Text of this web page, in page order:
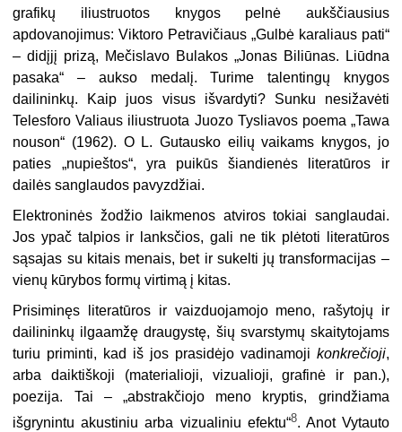
grafikų iliustruotos knygos pelnė aukščiausius
apdovanojimus: Viktoro Petravičiaus „Gulbė karaliaus pati“
– didįjį prizą, Mečislavo Bulakos „Jonas Biliūnas. Liūdna
pasaka“ – aukso medalį. Turime talentingų knygos
dailininkų. Kaip juos visus išvardyti? Sunku nesižavėti
Telesforo Valiaus iliustruota Juozo Tysliavos poema „Tawa
nouson“ (1962). O L. Gutausko eilių vaikams knygos, jo
paties „nupieštos“, yra puikūs šiandienės literatūros ir
dailės sanglaudos pavyzdžiai.
Elektroninės žodžio laikmenos atviros tokiai sanglaudai.
Jos ypač talpios ir lanksčios, gali ne tik plėtoti literatūros
sąsajas su kitais menais, bet ir sukelti jų transformacijas –
vienų kūrybos formų virtimą į kitas.
Prisiminęs literatūros ir vaizduojamojo meno, rašytojų ir
dailininkų ilgaamžę draugystę, šių svarstymų skaitytojams
turiu priminti, kad iš jos prasidėjo vadinamoji konkrečioji,
arba daiktiškoji (materialioji, vizualioji, grafinė ir pan.),
poezija. Tai – „abstrakčiojo meno kryptis, grindžiama
išgrynintu akustiniu arba vizualiniu efektu“8. Anot Vytauto